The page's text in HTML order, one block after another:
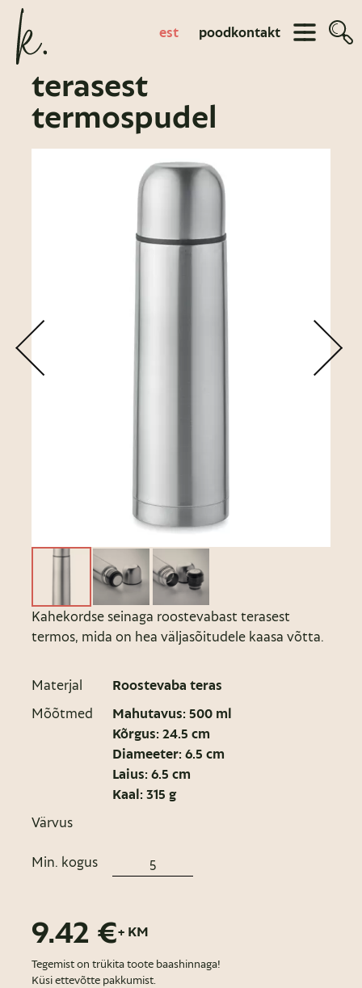
est poodkontakt
terasest
termospudel
Kahekordse seinaga roostevabast terasest
termos, mida on hea väljasõitudele kaasa võtta.
Materjal
Roostevaba teras
Mõõtmed
Mahutavus: 500 ml
Kõrgus: 24.5 cm
Diameeter: 6.5 cm
Laius: 6.5 cm
Kaal: 315 g
Värvus
Min. kogus
9.42 €+ KM
Tegemist on trükita toote baashinnaga!
Küsi ettevõtte pakkumist.